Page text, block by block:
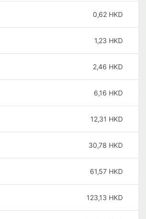
0,62 HKD
1,23 HKD
2,46 HKD
6,16 HKD
12,31 HKD
30,78 HKD
61,57 HKD
123,13 HKD